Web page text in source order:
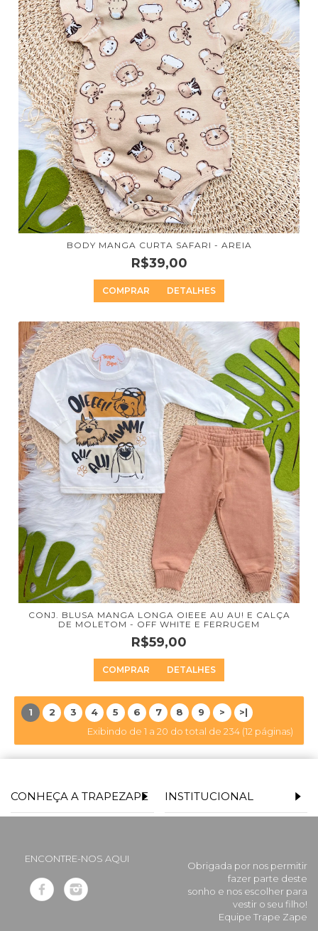
BODY MANGA CURTA SAFARI - AREIA
R$39,00
COMPRAR DETALHES
CONJ. BLUSA MANGA LONGA OIEEE AU AU! E CALÇA
DE MOLETOM - OFF WHITE E FERRUGEM
R$59,00
COMPRAR DETALHES
1 2 3 4 5 6 7 8 9 >
>|
Exibindo de 1 a 20 do total de 234 (12 páginas)
CONHEÇA A TRAPEZAPE INSTITUCIONAL
ENCONTRE-NOS AQUI
Obrigada por nos permitir
fazer parte deste
sonho e nos escolher para
vestir o seu filho!
Equipe Trape Zape